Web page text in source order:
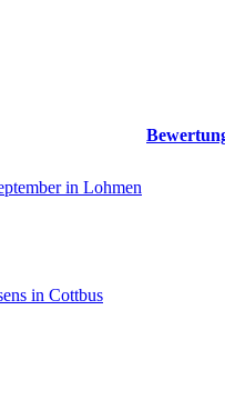
in Lohmen
in Cottbus